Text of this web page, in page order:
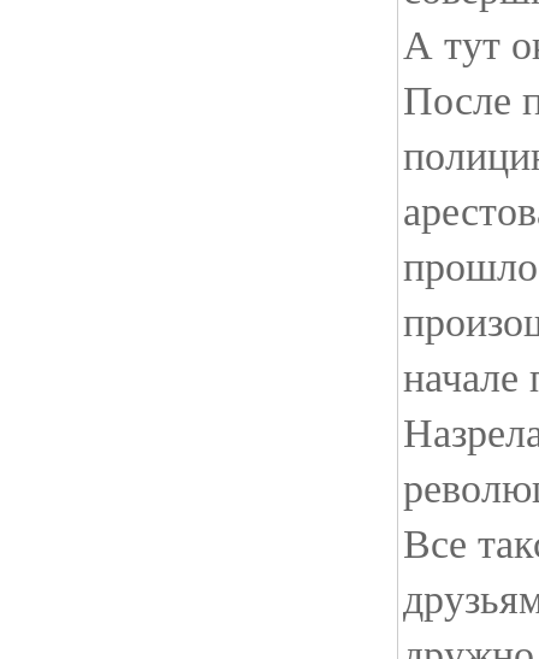
А тут
После
начале
Все